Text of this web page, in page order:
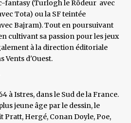
fantasy (Turlogh le Rôdeur avec
Tota) ou la SF teintée
Bajram). Tout en poursuivant
cultivant sa passion pour les jeux
à la direction éditoriale
Vents d'Ouest.
à Istres, dans le Sud de la France.
jeune âge par le dessin, le
Pratt, Hergé, Conan Doyle, Poe,